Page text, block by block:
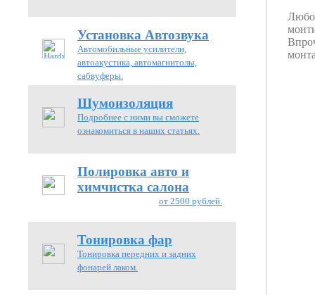
Установка Автозвука
Автомобильные усилители,
автоакустика, автомагнитолы,
сабвуферы.
Шумоизоляция
Подробнее с ними вы сможете
ознакомиться в наших статьях.
Полировка авто и
химчистка салона
от 2500 рублей.
Тонировка фар
Тонировка передних и задних
фонарей лаком.